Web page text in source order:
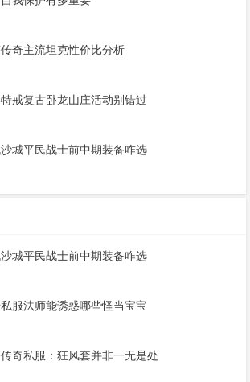
奇主流坦克性价比分析
戒复古卧龙山庄活动别错过
城平民战士前中期装备咋选
城平民战士前中期装备咋选
服法师能诱惑哪些怪当宝宝
奇私服：狂风套并非一无是处